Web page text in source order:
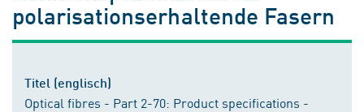
polarisationserhaltende Fasern
Titel (englisch)
Optical fibres - Part 2-70: Product specifications -